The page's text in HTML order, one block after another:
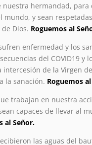
nuestra hermandad,
mundo, y sean
Dios. Roguemos al
enfermedad y los
del COVID19
intercesión de la Virgen
la sanación. Roguemos
trabajan en nuestra
capaces de llevar al
al Señor.
las aguas del